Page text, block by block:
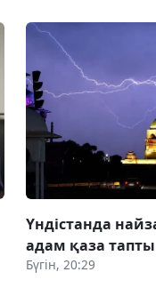
Үндістанда
адам қаза тапты
Бүгін, 20:29